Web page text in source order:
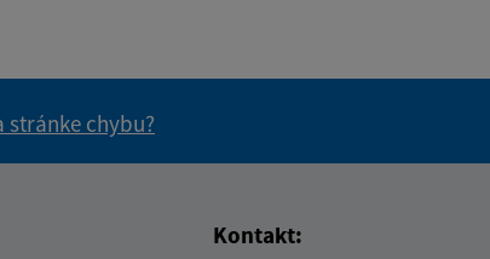
stránke chybu?
Kontakt: